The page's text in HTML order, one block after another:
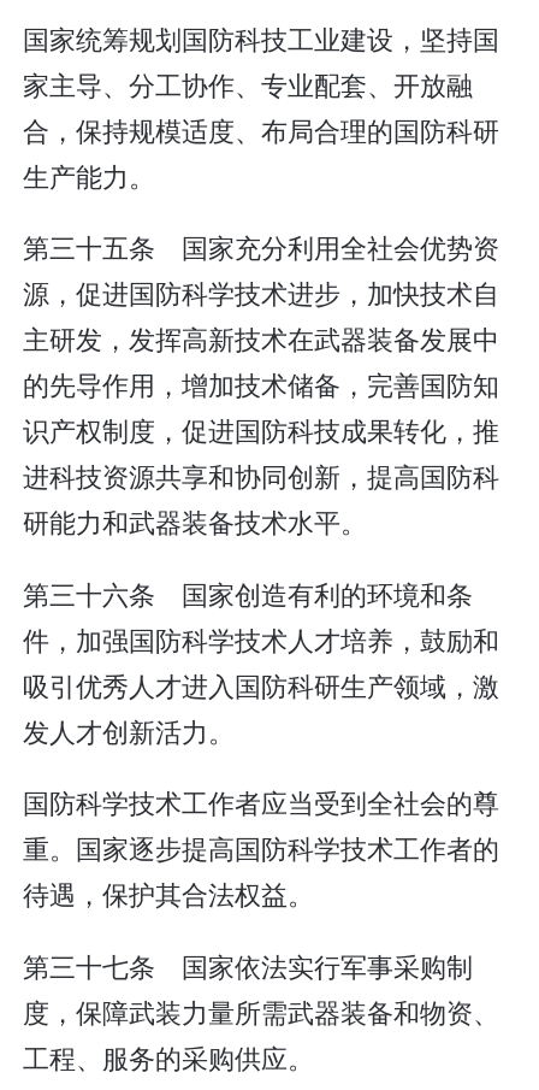
国家统筹规划国防科技工业建设，坚持国
家主导、分工协作、专业配套、开放融
合，保持规模适度、布局合理的国防科研
生产能力。
第三十五条 国家充分利用全社会优势资
源，促进国防科学技术进步，加快技术自
主研发，发挥高新技术在武器装备发展中
的先导作用，增加技术储备，完善国防知
识产权制度，促进国防科技成果转化，推
进科技资源共享和协同创新，提高国防科
研能力和武器装备技术水平。
第三十六条 国家创造有利的环境和条
件，加强国防科学技术人才培养，鼓励和
吸引优秀人才进入国防科研生产领域，激
发人才创新活力。
国防科学技术工作者应当受到全社会的尊
重。国家逐步提高国防科学技术工作者的
待遇，保护其合法权益。
第三十七条 国家依法实行军事采购制
度，保障武装力量所需武器装备和物资、
工程、服务的采购供应。